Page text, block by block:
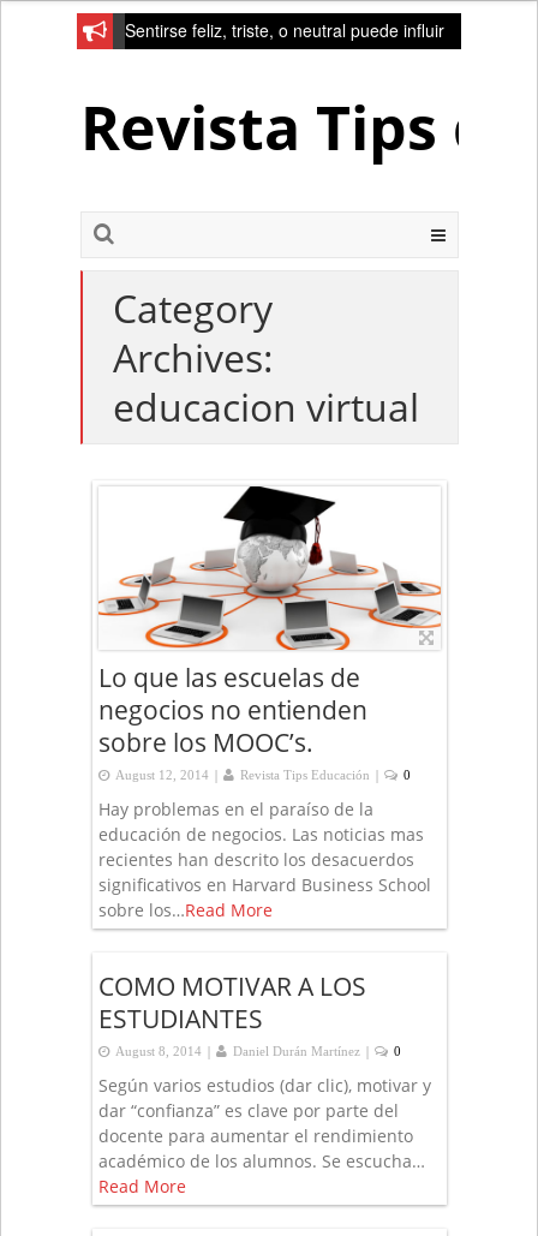
Sentirse feliz, triste, o neutral puede influir
Revista Tips
Category
Archives:
educacion virtual
Lo que las escuelas de
negocios no entienden
sobre los MOOC’s.
August 12, 2014 | Revista Tips Educación | 0
Hay problemas en el paraíso de la
educación de negocios. Las noticias mas
recientes han descrito los desacuerdos
significativos en Harvard Business School
sobre los…Read More
COMO MOTIVAR A LOS
ESTUDIANTES
August 8, 2014 | Daniel Durán Martínez | 0
Según varios estudios (dar clic), motivar y
dar “confianza” es clave por parte del
docente para aumentar el rendimiento
académico de los alumnos. Se escucha…
Read More